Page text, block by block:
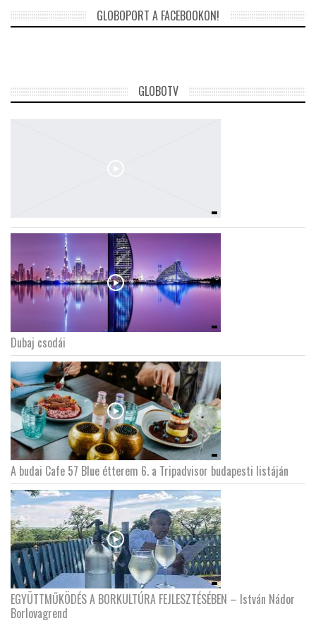
GLOBOPORT A FACEBOOKON!
GLOBOTV
Dubaj csodái
A budai Cafe 57 Blue étterem 6. a Tripadvisor budapesti listáján
EGYÜTTMŰKÖDÉS A BORKULTÚRA FEJLESZTÉSÉBEN – István Nádor
Borlovagrend